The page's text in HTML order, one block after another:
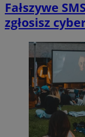
Fałszywe
zgłosisz